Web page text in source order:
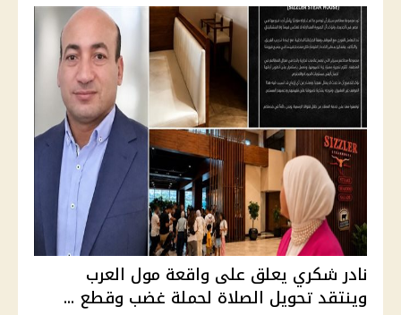
نادر شكري يعلق على واقعة مول العرب
وينتقد تحويل الصلاة لحملة غضب وقطع ...